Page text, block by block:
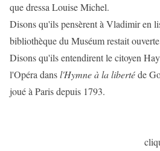
que dressa Louise Michel.
Disons qu'ils pensèrent à Vladimir en
bibliothèque du Muséum restait
Disons qu'ils entendirent le citoyen
l'Opéra dansl'Hymne à la libertéde
joué à Paris depuis 1793.